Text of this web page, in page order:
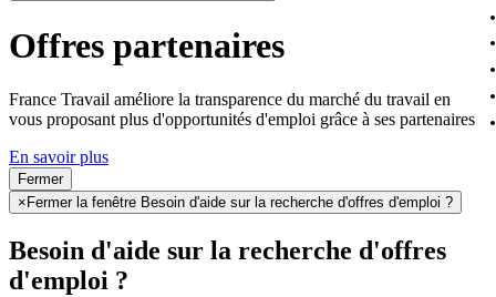
Offres partenaires
France Travail améliore la transparence du marché du travail en
vous proposant plus d'opportunités d'emploi grâce à ses partenaires
En savoir plus
Fermer
× Fermer la fenêtre Besoin d'aide sur la recherche d'offres d'emploi ?
Besoin d'aide sur la recherche d'offres
d'emploi ?